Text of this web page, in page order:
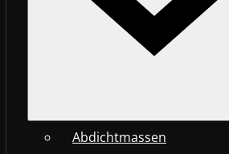
Abdichtmassen